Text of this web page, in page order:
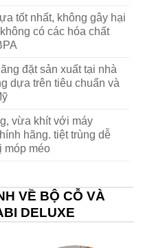
tốt nhất, không gây hại
có các hóa chất
đặt sản xuất tại nhà
dựa trên tiêu chuẩn và
vừa khít với máy
hãng. tiệt trùng dễ
móp méo
VỀ BỘ CỖ VÀ
DELUXE